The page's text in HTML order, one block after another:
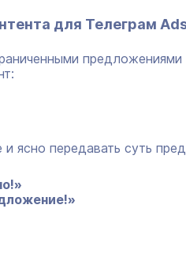
для Телеграм
ясно передавать суть